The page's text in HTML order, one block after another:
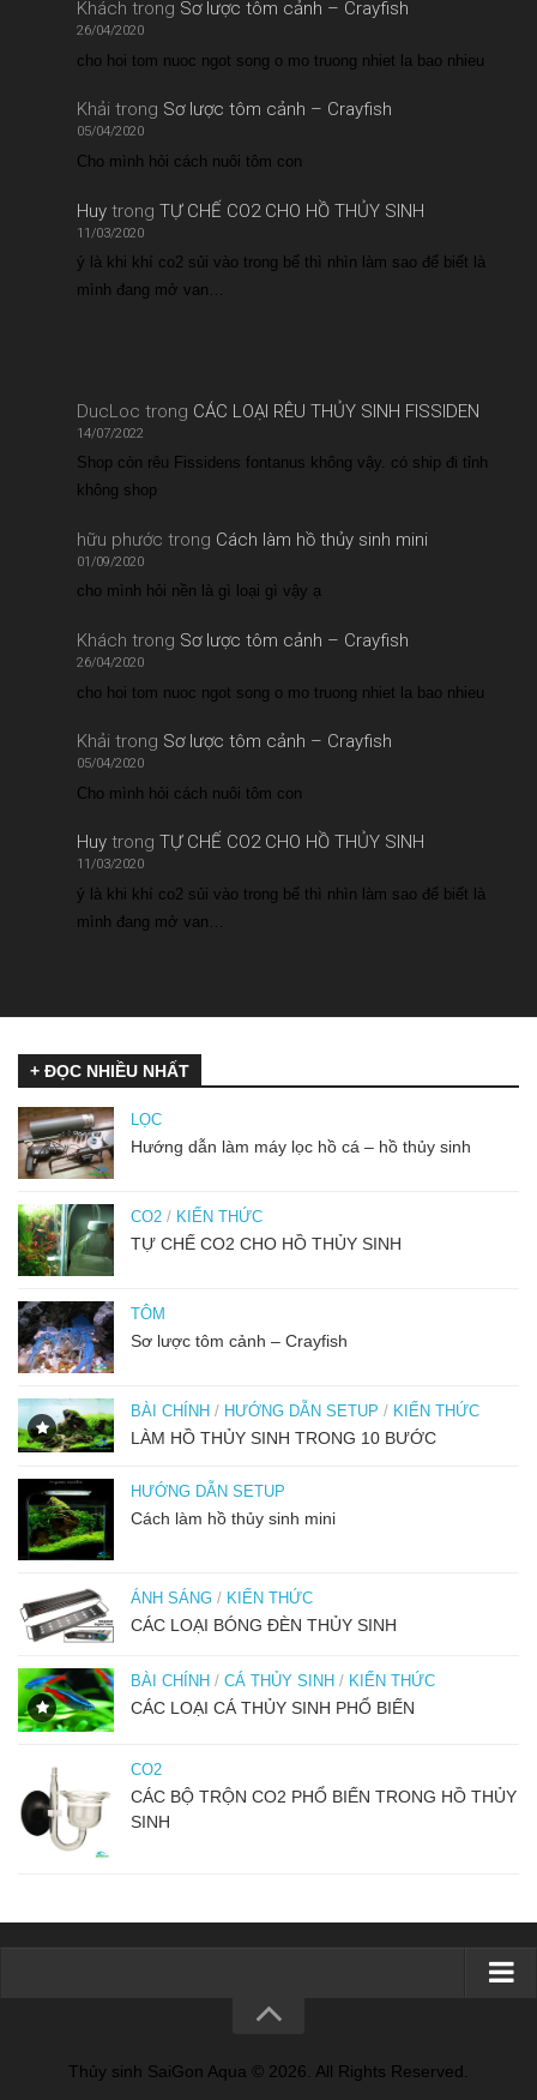
Khách trong Sơ lược tôm cảnh – Crayfish
26/04/2020
cho hoi tom nuoc ngot song o mo truong nhiet la bao nhieu
Khải trong Sơ lược tôm cảnh – Crayfish
05/04/2020
Cho mình hỏi cách nuôi tôm con
Huytrong TỰ CHẾ CO2 CHO HỒ THỦY SINH
11/03/2020
ý là khi khí co2 sủi vào trong bể thì nhìn làm sao để biết là
mình đang mở van…
DucLoc trong CÁC LOẠI RÊU THỦY SINH FISSIDEN
14/07/2022
Shop còn rêu Fissidens fontanus không vậy. có ship đi tỉnh
không shop
hữu phước trong Cách làm hồ thủy sinh mini
01/09/2020
cho mình hỏi nền là gì loại gì vậy ạ
Khách trong Sơ lược tôm cảnh – Crayfish
26/04/2020
cho hoi tom nuoc ngot song o mo truong nhiet la bao nhieu
Khải trong Sơ lược tôm cảnh – Crayfish
05/04/2020
Cho mình hỏi cách nuôi tôm con
Huytrong TỰ CHẾ CO2 CHO HỒ THỦY SINH
11/03/2020
ý là khi khí co2 sủi vào trong bể thì nhìn làm sao để biết là
mình đang mở van…
+ ĐỌC NHIỀU NHẤT
LỌC
Hướng dẫn làm máy lọc hồ cá – hồ thủy sinh
CO2 / KIẾN THỨC
TỰ CHẾ CO2 CHO HỒ THỦY SINH
TÔM
Sơ lược tôm cảnh – Crayfish
BÀI CHÍNH / HƯỚNG DẪN SETUP / KIẾN THỨC
LÀM HỒ THỦY SINH TRONG 10 BƯỚC
HƯỚNG DẪN SETUP
Cách làm hồ thủy sinh mini
ÁNH SÁNG / KIẾN THỨC
CÁC LOẠI BÓNG ĐÈN THỦY SINH
BÀI CHÍNH / CÁ THỦY SINH / KIẾN THỨC
CÁC LOẠI CÁ THỦY SINH PHỔ BIẾN
CO2
CÁC BỘ TRỘN CO2 PHỔ BIẾN TRONG HỒ THỦY
SINH
GIỚI THIỆU
Thủy sinh SaiGon Aqua © 2026. All Rights Reserved.